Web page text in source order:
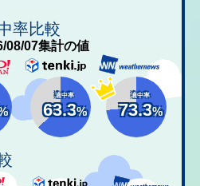
率比較
08/07集計の値
適中率
63.3%
適中率
73.3%